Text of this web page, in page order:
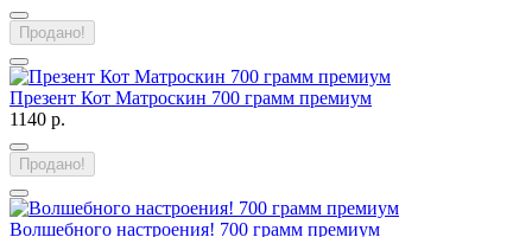
Продано!
Презент Кот Матроскин 700 грамм премиум
1140 р.
Продано!
Волшебного настроения! 700 грамм премиум